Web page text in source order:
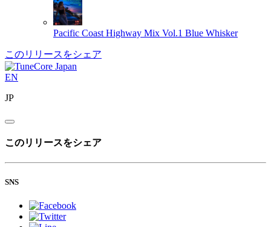
Pacific Coast Highway Mix Vol.1 Blue Whisker
このリリースをシェア
EN
JP
このリリースをシェア
SNS